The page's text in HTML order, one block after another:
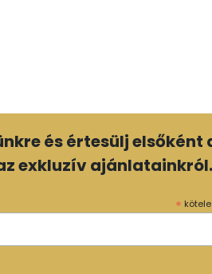
és értesülj elsőként
exkluzív ajánlatainkról.
*